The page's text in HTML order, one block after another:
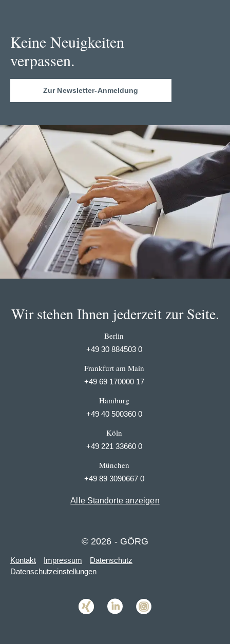
Keine Neuigkeiten
verpassen.
Zur Newsletter-Anmeldung
Wir stehen Ihnen jederzeit zur Seite.
Berlin
+49 30 884503 0
Frankfurt am Main
+49 69 170000 17
Hamburg
+49 40 500360 0
Köln
+49 221 33660 0
München
+49 89 3090667 0
Alle Standorte anzeigen
© 2026 - GÖRG
Kontakt Impressum
Datenschutz
Datenschutzeinstellungen